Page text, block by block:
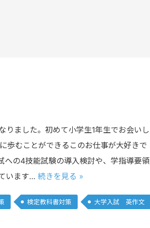
りました。初めて小学生1年生でお会いし
歩むことができるこのお仕事が大好きで
への4技能試験の導入検討や、学指導要領
います… 続きを見る »
検定教科書対策 大学入試 英作文